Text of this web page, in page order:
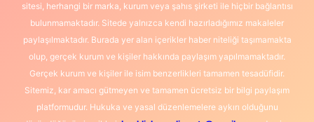
sitesi, herhangi bir marka, kurum veya şahıs şirketi ile hiçbir bağlantısı
bulunmamaktadır. Sitede yalnızca kendi hazırladığımız makaleler
paylaşılmaktadır. Burada yer alan içerikler haber niteliği taşımamakta
olup, gerçek kurum ve kişiler hakkında paylaşım yapılmamaktadır.
Gerçek kurum ve kişiler ile isim benzerlikleri tamamen tesadüfidir.
Sitemiz, kar amacı gütmeyen ve tamamen ücretsiz bir bilgi paylaşım
platformudur. Hukuka ve yasal düzenlemelere aykırı olduğunu